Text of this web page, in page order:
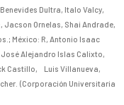
Dultra, Italo Valcy,
Jacson Ornelas, Shai Andrade,
; México: R, Antonio Isaac
Alejandro Islas Calixto,
Castillo, Luis Villanueva,
(Corporación Universitaria